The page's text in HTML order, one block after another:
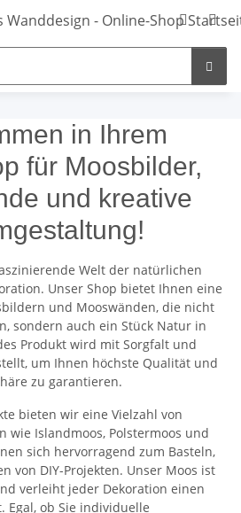
in Ihrem
für Moosbilder,
und kreative
Welt der natürlichen
Unser Shop bietet Ihnen eine
und Mooswänden, die nicht
sondern auch ein Stück Natur in
Produkt wird mit Sorgfalt und
um Ihnen höchste Qualität und
zu garantieren.
bieten wir eine Vielzahl von
wie Islandmoos, Polstermoos und
sich hervorragend zum Basteln,
von DIY-Projekten. Unser Moos ist
verleiht jeder Dekoration einen
Egal, ob Sie individuelle